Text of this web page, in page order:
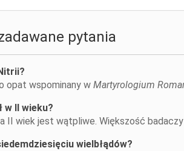
pytania
opat wspominany w Martyrologium
w II wieku?
II wiek jest wątpliwe. Większość
wielbłądów?